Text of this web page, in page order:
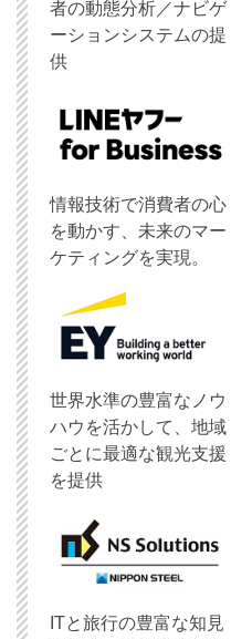
者の動態分析／ナビゲ
ーションシステムの提
供
情報技術で消費者の心
を動かす、未来のマー
ケティングを実現。
世界水準の豊富なノウ
ハウを活かして、地域
ごとに最適な観光支援
を提供
ITと旅行の豊富な知見